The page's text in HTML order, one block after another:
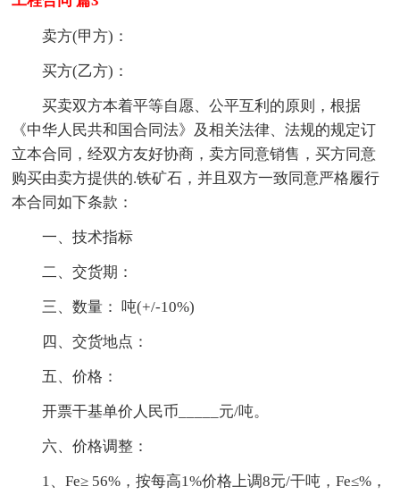
卖方(甲方)：
买方(乙方)：
买卖双方本着平等自愿、公平互利的原则，根据
《中华人民共和国合同法》及相关法律、法规的规定订
立本合同，经双方友好协商，卖方同意销售，买方同意
购买由卖方提供的.铁矿石，并且双方一致同意严格履行
本合同如下条款：
一、技术指标
二、交货期：
三、数量： 吨(+/-10%)
四、交货地点：
五、价格：
开票干基单价人民币_____元/吨。
六、价格调整：
1、Fe≥ 56%，按每高1%价格上调8元/干吨，Fe≤%，